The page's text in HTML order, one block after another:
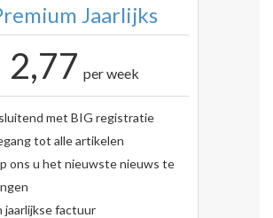
Jaarlijks
2,77 per week
met BIG registratie
tot alle artikelen
ons u het nieuwste nieuws te
jaarlijkse factuur